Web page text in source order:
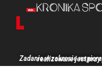
Zadanie w zakresie wspierania i